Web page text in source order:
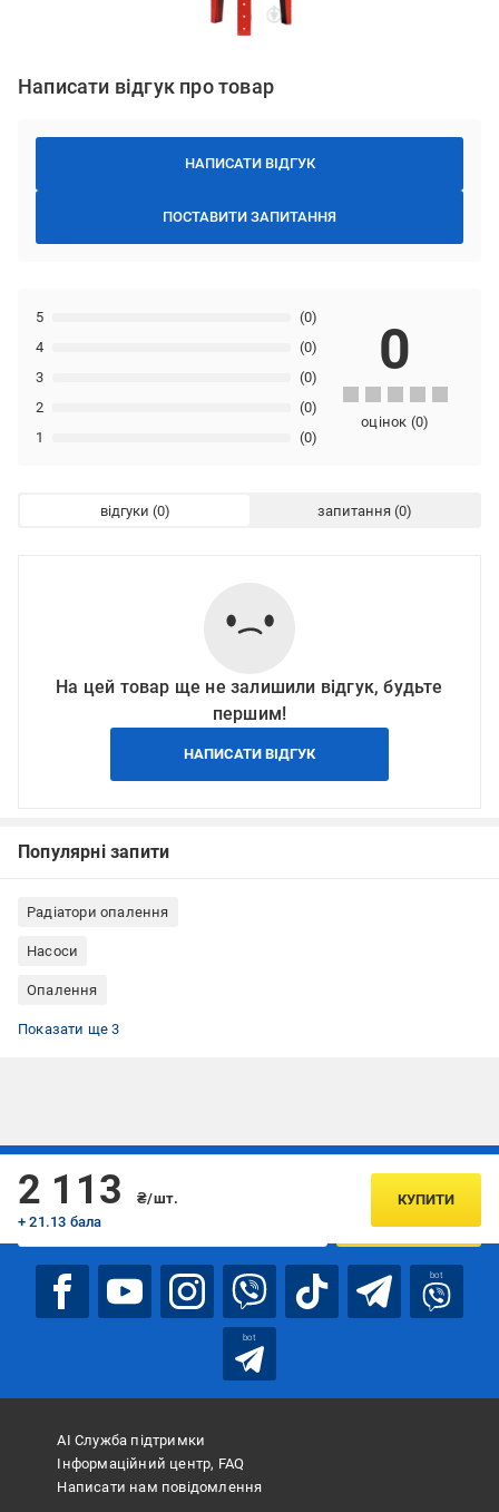
Написати відгук про товар
НАПИСАТИ ВІДГУК
ПОСТАВИТИ ЗАПИТАННЯ
1 (0)
2 (0)
3 (0)
4 (0)
5 (0)
0
оцінок (0)
відгуки запитання
На цей товар ще не залишили відгук, будьте
першим!
НАПИСАТИ ВІДГУК
Популярні запити
Радіатори опалення
Насоси
Опалення
Котли опалення
Розширювальні баки, гідроакумулятори Aquatica
Розширювальний бак для опалення
Показати ще 3
2 113
₴/шт.
+ 21.13 бала
КУПИТИ
Підписуйтесь, щоб дізнаватись першим про акції та пропозиції
ПІДПИСАТИСЯ
bot
bot
АІ Служба підтримки
Інформаційний центр, FAQ
Написати нам повідомлення